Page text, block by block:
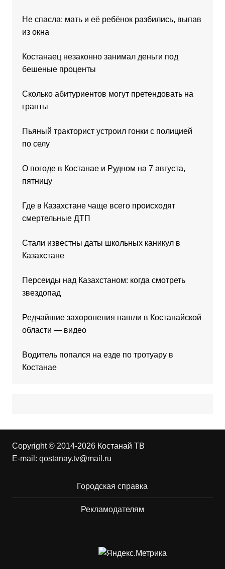
Не спасла: мать и её ребёнок разбились, выпав
из окна
Костанаец незаконно занимал деньги под
бешеные проценты
Сколько абитуриентов могут претендовать на
гранты
Пьяный тракторист устроил гонки с полицией
по селу
О погоде в Костанае и Рудном на 7 августа,
пятницу
Где в Казахстане чаще всего происходят
смертельные ДТП
Стали известны даты школьных каникул в
Казахстане
Персеиды над Казахстаном: когда смотреть
звездопад
Редчайшие захоронения нашли в Костанайской
области — видео
Водитель попался на езде по тротуару в
Костанае
Copyright © 2014-2026 Костанай ТВ
E-mail: qostanay.tv@mail.ru
Городская справка
Рекламодателям